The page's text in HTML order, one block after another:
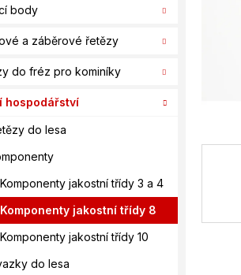
body
a záběrové řetězy
do fréz pro kominíky
hospodářství
do lesa
Komponenty jakostní třídy 3 a 4
Komponenty jakostní třídy 8
Komponenty jakostní třídy 10
do lesa